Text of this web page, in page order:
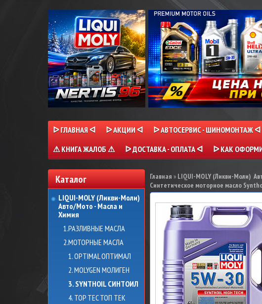
ᐅ ГЛАВНАЯ ᐊ ᐅ АКЦИИ ᐊ ᐅ АВТОСЕРВИС - ШИНОМОНТАЖ ᐊ
⚠ КНИГА ЖАЛОБ ⚠
ᐅ ДОСТАВКА - ОПЛАТА ᐊ ᐅ КАК
Каталог
LIQUI-MOLY (Ликви-Моли)
Авто/Мото - Масла и
Химия
1.РАЗЛИВНЫЕ МАСЛА
2.МОТОРНЫЕ МАСЛА
1. OPTIMAL ОПТИМАЛ
2. MOLYGEN МОЛИГЕН
3. SYNTHOIL СИНТОИЛ
4. TOP TEC ТОП ТЕК
Главная » LIQUI-MOLY (Ликви-Моли)
Синтетическое моторное масло